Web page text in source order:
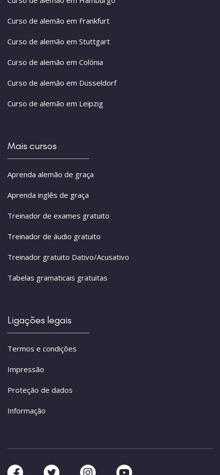
Curso de alemão em Frankfurt
Curso de alemão em Stuttgart
Curso de alemão em Colónia
Curso de alemão em Düsseldorf
Curso de alemão em Leipzig
Mais cursos
Aprenda alemão de graça
Aprenda inglês de graça
Treinador de exames gratuito
Treinador de áudio gratuito
Treinador gratuito Dativo/Acusativo
Tabelas gramaticais gratuitas
Ligações legais
Termos e condições
Impressão
Proteção de dados
Informação